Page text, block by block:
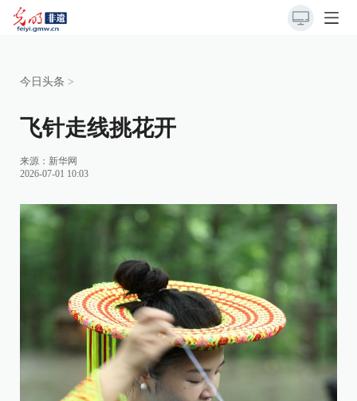
今日头条 >
飞针走线挑花开
来源： 新华网
2026-07-01 10:03